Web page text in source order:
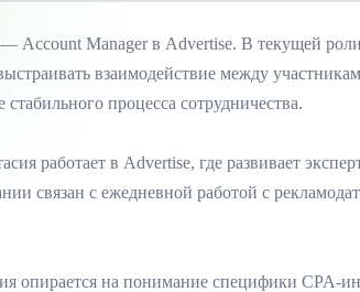
Account Manager в Advertise. В текущей
взаимодействие между
процесса сотрудничества.
работает в Advertise, где развивает
связан с ежедневной работой с
опирается на понимание специфики CPA-